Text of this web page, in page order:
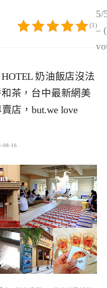
5/
–
(1)
奶油飯店沒法
茶，台中最新網美
店，but.we love
08-16